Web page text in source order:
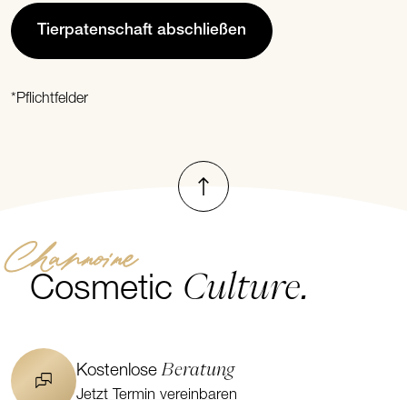
Tierpatenschaft abschließen
*Pflichtfelder
Nach oben
Channoine
Cosmetic Culture.
KostenloseBeratung
Jetzt Termin vereinbaren